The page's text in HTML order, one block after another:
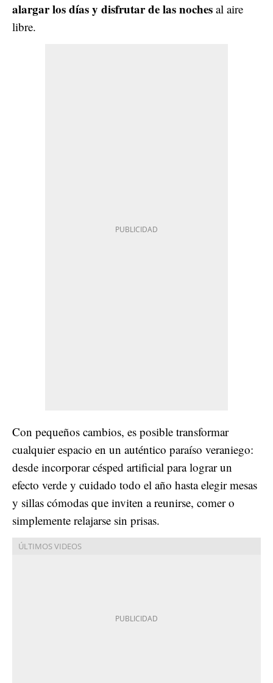
alargar los días y disfrutar de las noches al aire
libre.
Con pequeños cambios, es posible transformar
cualquier espacio en un auténtico paraíso veraniego:
desde incorporar césped artificial para lograr un
efecto verde y cuidado todo el año hasta elegir mesas
y sillas cómodas que inviten a reunirse, comer o
simplemente relajarse sin prisas.